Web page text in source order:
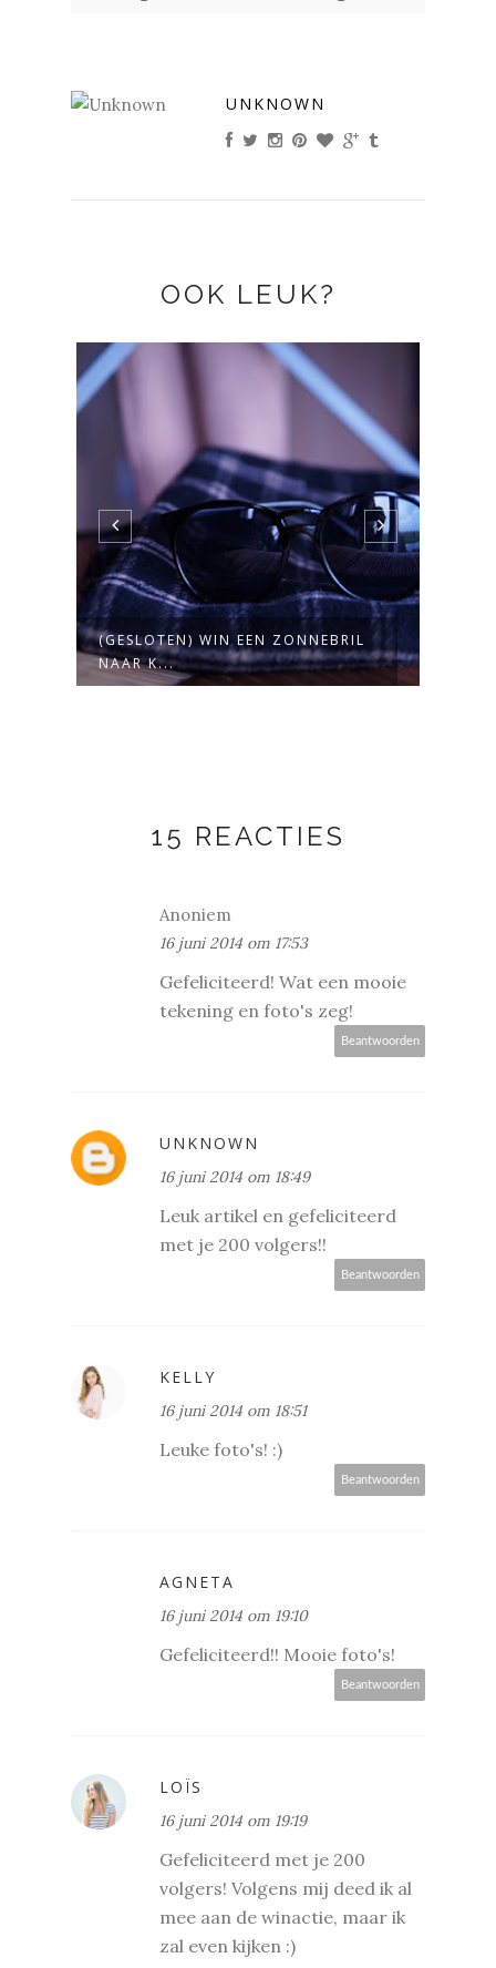
UNKNOWN
OOK LEUK?
(GESLOTEN) WIN EEN ZONNEBRIL
NAAR K...
15 REACTIES
Anoniem
16 juni 2014 om 17:53
Gefeliciteerd! Wat een mooie
tekening en foto's zeg!
Beantwoorden
UNKNOWN
16 juni 2014 om 18:49
Leuk artikel en gefeliciteerd
met je 200 volgers!!
Beantwoorden
KELLY
16 juni 2014 om 18:51
Leuke foto's! :)
Beantwoorden
AGNETA
16 juni 2014 om 19:10
Gefeliciteerd!! Mooie foto's!
Beantwoorden
LOÏS
16 juni 2014 om 19:19
Gefeliciteerd met je 200
volgers! Volgens mij deed ik al
mee aan de winactie, maar ik
zal even kijken :)